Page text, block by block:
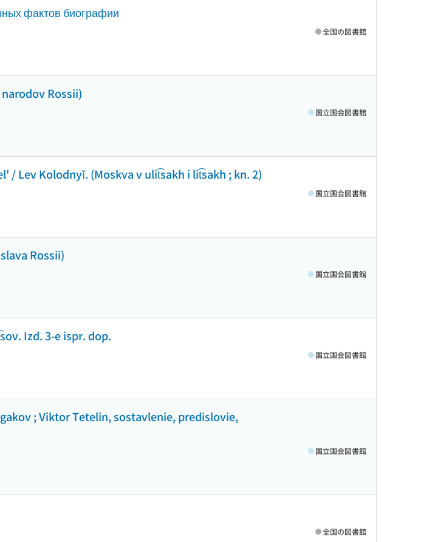
фактов биографии
全国の図書館
Rossii)
国立国会図書館
Lev Kolodnyĭ. (Moskva v ulit͡sakh i lit͡sakh ; kn. 2)
国立国会図書館
Rossii)
国立国会図書館
Izd. 3-e ispr. dop.
国立国会図書館
; Viktor Tetelin, sostavlenie, predislovie,
国立国会図書館
全国の図書館